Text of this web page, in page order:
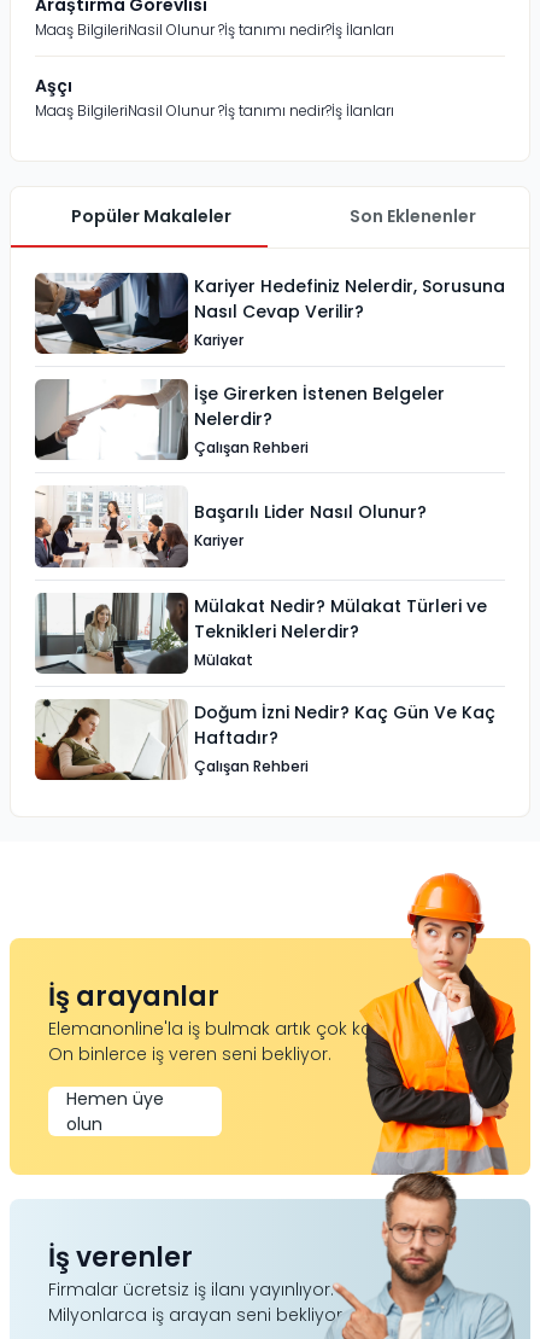
Maaş BilgileriNasil Olunur ?İş tanımı nedir?İş İlanları
Aşçı
Maaş BilgileriNasil Olunur ?İş tanımı nedir?İş İlanları
Popüler Makaleler Son Eklenenler
Kariyer Hedefiniz Nelerdir, Sorusuna
Nasıl Cevap Verilir?
Kariyer
İşe Girerken İstenen Belgeler
Nelerdir?
Çalışan Rehberi
Başarılı Lider Nasıl Olunur?
Kariyer
Mülakat Nedir? Mülakat Türleri ve
Teknikleri Nelerdir?
Mülakat
Doğum İzni Nedir? Kaç Gün Ve Kaç
Haftadır?
Çalışan Rehberi
İş arayanlar
Elemanonline'la iş bulmak artık çok kolay.
On binlerce iş veren seni bekliyor.
Hemen üye
olun
İş verenler
Firmalar ücretsiz iş ilanı yayınlıyor.
Milyonlarca iş arayan seni bekliyor.